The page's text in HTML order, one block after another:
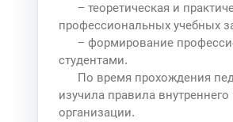
− теоретическая и
профессиональных учебных
− формирование
студентами.
По время прохождения
изучила правила
организации.